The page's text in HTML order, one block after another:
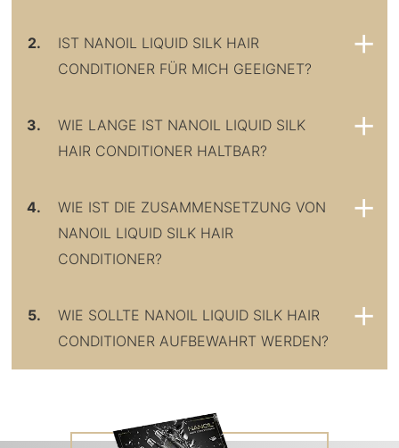
2.
IST NANOIL LIQUID SILK HAIR
CONDITIONER FÜR MICH GEEIGNET?
3.
WIE LANGE IST NANOIL LIQUID SILK
HAIR CONDITIONER HALTBAR?
4.
WIE IST DIE ZUSAMMENSETZUNG VON
NANOIL LIQUID SILK HAIR
CONDITIONER?
5.
WIE SOLLTE NANOIL LIQUID SILK HAIR
CONDITIONER AUFBEWAHRT WERDEN?